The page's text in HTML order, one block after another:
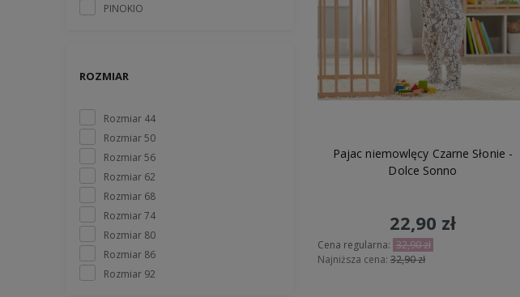
PINOKIO
ROZMIAR
Rozmiar 44
Rozmiar 50
Rozmiar 56
Rozmiar 62
Rozmiar 68
Rozmiar 74
Rozmiar 80
Rozmiar 86
Rozmiar 92
Pajac niemowlęcy Czarne Słonie -
Dolce Sonno
22,90 zł
Cena regularna: 32,90 zł
Najniższa cena: 32,90 zł